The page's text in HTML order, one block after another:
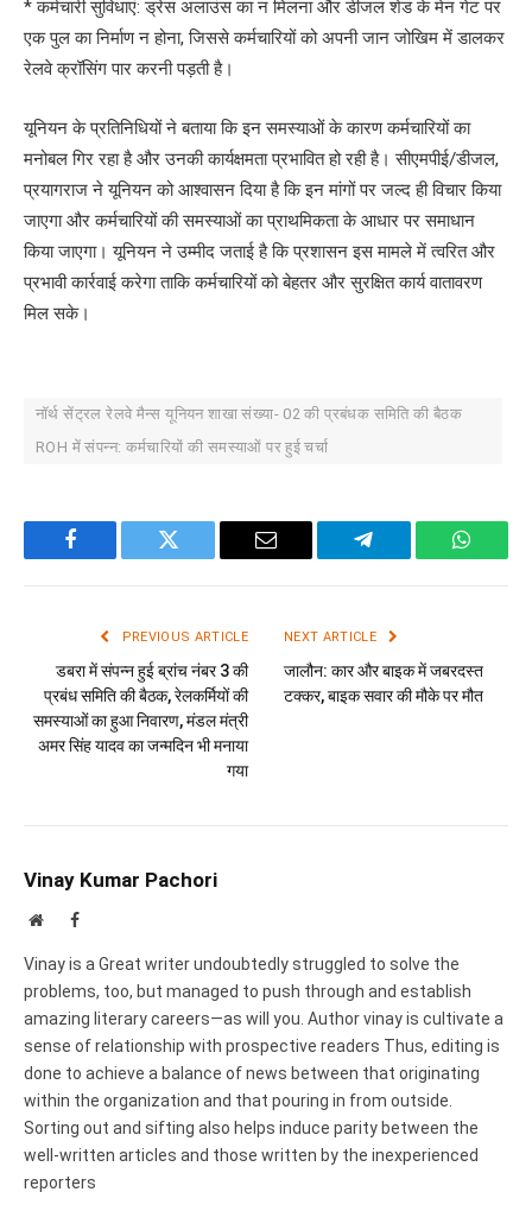
* कर्मचारी सुविधाएं: ड्रेस अलाउंस का न मिलना और डीजल शेड के मेन गेट पर
एक पुल का निर्माण न होना, जिससे कर्मचारियों को अपनी जान जोखिम में डालकर
रेलवे क्रॉसिंग पार करनी पड़ती है।
यूनियन के प्रतिनिधियों ने बताया कि इन समस्याओं के कारण कर्मचारियों का
मनोबल गिर रहा है और उनकी कार्यक्षमता प्रभावित हो रही है। सीएमपीई/डीजल,
प्रयागराज ने यूनियन को आश्वासन दिया है कि इन मांगों पर जल्द ही विचार किया
जाएगा और कर्मचारियों की समस्याओं का प्राथमिकता के आधार पर समाधान
किया जाएगा। यूनियन ने उम्मीद जताई है कि प्रशासन इस मामले में त्वरित और
प्रभावी कार्रवाई करेगा ताकि कर्मचारियों को बेहतर और सुरक्षित कार्य वातावरण
मिल सके।
नॉर्थ सेंट्रल रेलवे मैन्स यूनियन शाखा संख्या- 02 की प्रबंधक समिति की बैठक
ROH में संपन्न: कर्मचारियों की समस्याओं पर हुई चर्चा
Facebook Twitter Email Telegram
PREVIOUS ARTICLE
डबरा में संपन्न हुई ब्रांच नंबर 3 की
प्रबंध समिति की बैठक, रेलकर्मियों की
समस्याओं का हुआ निवारण, मंडल मंत्री
अमर सिंह यादव का जन्मदिन भी मनाया
गया
NEXT ARTICLE
जालौन: कार और बाइक में जबरदस्त
टक्कर, बाइक सवार की मौके पर मौत
Vinay Kumar Pachori
WebsiteFacebook
Vinay is a Great writer undoubtedly struggled to solve the
problems, too, but managed to push through and establish
amazing literary careers—as will you. Author vinay is cultivate a
sense of relationship with prospective readers Thus, editing is
done to achieve a balance of news between that originating
within the organization and that pouring in from outside.
Sorting out and sifting also helps induce parity between the
well-written articles and those written by the inexperienced
reporters